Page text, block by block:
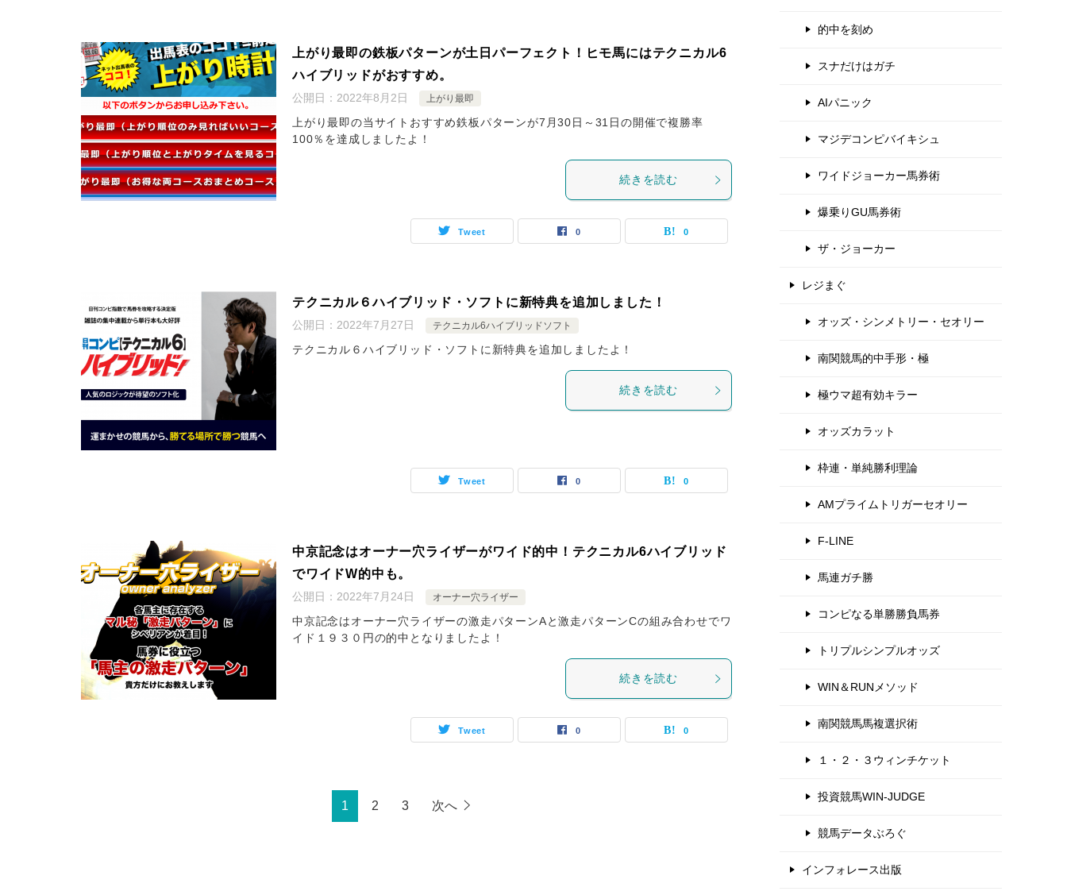
上がり最即の鉄板パターンが土日パーフェクト！ヒモ馬にはテクニカル6
ハイブリッドがおすすめ。
公開日： 2022年8月2日 上がり最即
上がり最即の当サイトおすすめ鉄板パターンが7月30日～31日の開催で複勝率
100％を達成しましたよ！
続きを読む
Tweet 0 0
テクニカル６ハイブリッド・ソフトに新特典を追加しました！
公開日： 2022年7月27日 テクニカル6ハイブリッドソフト
テクニカル６ハイブリッド・ソフトに新特典を追加しましたよ！
続きを読む
Tweet 0 0
中京記念はオーナー穴ライザーがワイド的中！テクニカル6ハイブリッド
でワイドW的中も。
公開日： 2022年7月24日 オーナー穴ライザー
中京記念はオーナー穴ライザーの激走パターンAと激走パターンCの組み合わせでワ
イド１９３０円の的中となりましたよ！
続きを読む
Tweet 0 0
1 2 3 次へ
的中を刻め
スナだけはガチ
AIパニック
マジデコンピバイキシュ
ワイドジョーカー馬券術
爆乗りGU馬券術
ザ・ジョーカー
レジまぐ
オッズ・シンメトリー・セオリー
南関競馬的中手形・極
極ウマ超有効キラー
オッズカラット
枠連・単純勝利理論
AMプライムトリガーセオリー
F-LINE
馬連ガチ勝
コンピなる単勝勝負馬券
トリプルシンプルオッズ
WIN＆RUNメソッド
南関競馬馬複選択術
１・２・３ウィンチケット
投資競馬WIN-JUDGE
競馬データぶろぐ
インフォレース出版